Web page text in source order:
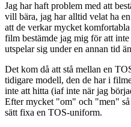
Jag har haft problem med att
vill bära, jag har alltid velat ha
att de verkar mycket
film bestämde jag mig för att
utspelar sig under en annan tid
Det kom då att stå mellan en
tidigare modell, den de har i
inte att hitta (iaf inte när jag
Efter mycket "om" och "men"
sätt fixa en TOS-uniform.